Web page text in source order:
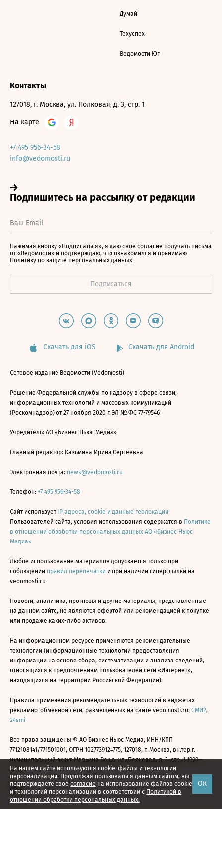
На нашем сайте используются cookie-файлы и технологии
персонализации. Продолжая пользоваться данным сайтом, вы
подтверждаете свое согласие на использование файлов cookie
и технологий персонализации в соответствии с Политикой в
отношении обработки персональных данных.
ОК
Думай
Техуспех
Ведомости Юг
Контакты
127018, г. Москва, ул. Полковая, д. 3, стр. 1
На карте
+7 495 956-34-58
info@vedomosti.ru
Нажимая кнопку «Подписаться», я даю свое согласие получать письма
от «Ведомости» и подтверждаю, что ознакомился и принимаю
Политику по защите персональных данных
Скачать для iOS Скачать для Android
Сетевое издание Ведомости (Vedomosti)
Решение Федеральной службы по надзору в сфере связи,
информационных технологий и массовых коммуникаций
(Роскомнадзор) от 27 ноября 2020 г. ЭЛ № ФС 77-79546
Учредитель: АО «Бизнес Ньюс Медиа»
Главный редактор: Казьмина Ирина Сергеевна
Электронная почта: news@vedomosti.ru
Телефон: +7 495 956-34-58
Сайт использует IP адреса, cookie и данные геолокации
Пользователей сайта, условия использования содержатся в Политике
в отношении обработки персональных данных АО «Бизнес Ньюс
Медиа»
Любое использование материалов допускается только при
соблюдении правил перепечатки и при наличии гиперссылки на
vedomosti.ru
Новости, аналитика, прогнозы и другие материалы, представленные
на данном сайте, не являются офертой или рекомендацией к покупке
или продаже каких-либо активов.
На информационном ресурсе применяются рекомендательные
технологии (информационные технологии предоставления
информации на основе сбора, систематизации и анализа сведений,
относящихся к предпочтениям пользователей сети «Интернет»,
находящихся на территории Российской Федерации).
Правила применения рекомендательных технологий в виджетах
рекламно-обменной сети, размещенных на сайте vedomosti.ru: СМИ2,
24smi
Все права защищены © АО Бизнес Ньюс Медиа, ИНН/КПП
7712108141/771501001, ОГРН 1027739124775, 127018, г. Москва, вн.тер.г.
муниципальный округ Марьина Роща, ул. Полковая, д. 3, стр. 1 1999—
2026